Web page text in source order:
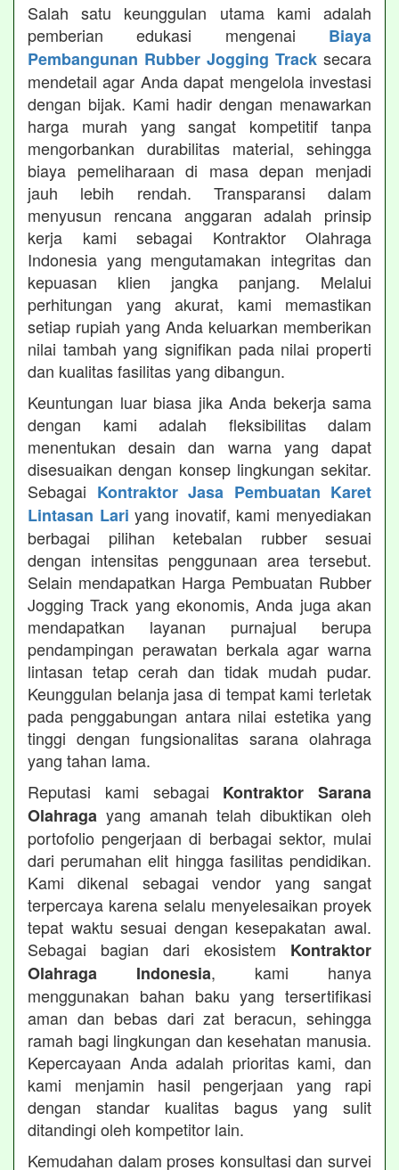
Salah satu keunggulan utama kami adalah
pemberian edukasi mengenai Biaya
Pembangunan Rubber Jogging Track secara
mendetail agar Anda dapat mengelola investasi
dengan bijak. Kami hadir dengan menawarkan
harga murah yang sangat kompetitif tanpa
mengorbankan durabilitas material, sehingga
biaya pemeliharaan di masa depan menjadi
jauh lebih rendah. Transparansi dalam
menyusun rencana anggaran adalah prinsip
kerja kami sebagai Kontraktor Olahraga
Indonesia yang mengutamakan integritas dan
kepuasan klien jangka panjang. Melalui
perhitungan yang akurat, kami memastikan
setiap rupiah yang Anda keluarkan memberikan
nilai tambah yang signifikan pada nilai properti
dan kualitas fasilitas yang dibangun.
Keuntungan luar biasa jika Anda bekerja sama
dengan kami adalah fleksibilitas dalam
menentukan desain dan warna yang dapat
disesuaikan dengan konsep lingkungan sekitar.
Sebagai Kontraktor Jasa Pembuatan Karet
Lintasan Lari yang inovatif, kami menyediakan
berbagai pilihan ketebalan rubber sesuai
dengan intensitas penggunaan area tersebut.
Selain mendapatkan Harga Pembuatan Rubber
Jogging Track yang ekonomis, Anda juga akan
mendapatkan layanan purnajual berupa
pendampingan perawatan berkala agar warna
lintasan tetap cerah dan tidak mudah pudar.
Keunggulan belanja jasa di tempat kami terletak
pada penggabungan antara nilai estetika yang
tinggi dengan fungsionalitas sarana olahraga
yang tahan lama.
Reputasi kami sebagai Kontraktor Sarana
Olahraga yang amanah telah dibuktikan oleh
portofolio pengerjaan di berbagai sektor, mulai
dari perumahan elit hingga fasilitas pendidikan.
Kami dikenal sebagai vendor yang sangat
terpercaya karena selalu menyelesaikan proyek
tepat waktu sesuai dengan kesepakatan awal.
Sebagai bagian dari ekosistem Kontraktor
Olahraga Indonesia, kami hanya
menggunakan bahan baku yang tersertifikasi
aman dan bebas dari zat beracun, sehingga
ramah bagi lingkungan dan kesehatan manusia.
Kepercayaan Anda adalah prioritas kami, dan
kami menjamin hasil pengerjaan yang rapi
dengan standar kualitas bagus yang sulit
ditandingi oleh kompetitor lain.
Kemudahan dalam proses konsultasi dan survei